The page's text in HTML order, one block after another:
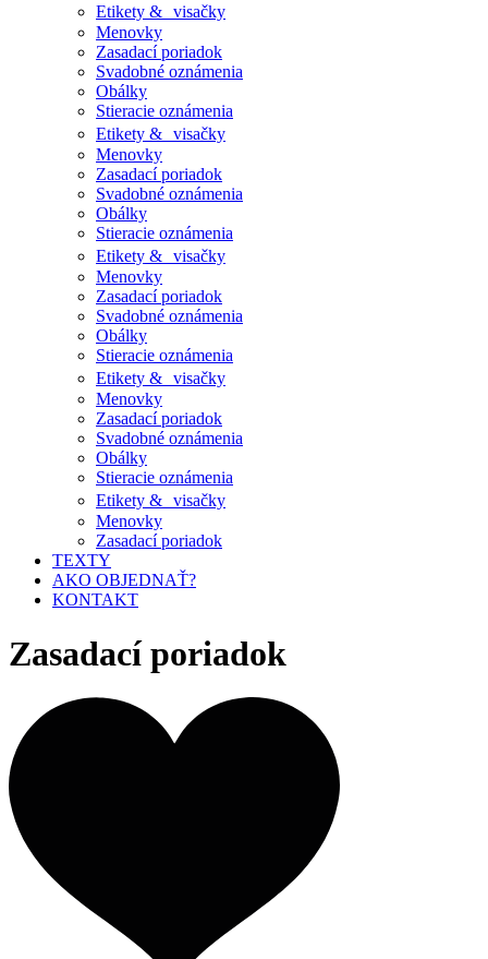
Etikety & visačky
Menovky
Zasadací poriadok
Svadobné oznámenia
Obálky
Stieracie oznámenia
Etikety & visačky
Menovky
Zasadací poriadok
Svadobné oznámenia
Obálky
Stieracie oznámenia
Etikety & visačky
Menovky
Zasadací poriadok
Svadobné oznámenia
Obálky
Stieracie oznámenia
Etikety & visačky
Menovky
Zasadací poriadok
Svadobné oznámenia
Obálky
Stieracie oznámenia
Etikety & visačky
Menovky
Zasadací poriadok
TEXTY
AKO OBJEDNAŤ?
KONTAKT
Zasadací poriadok